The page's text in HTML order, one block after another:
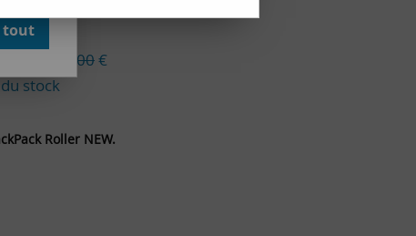
avis !
219,00€
stock
Roller NEW.
tout